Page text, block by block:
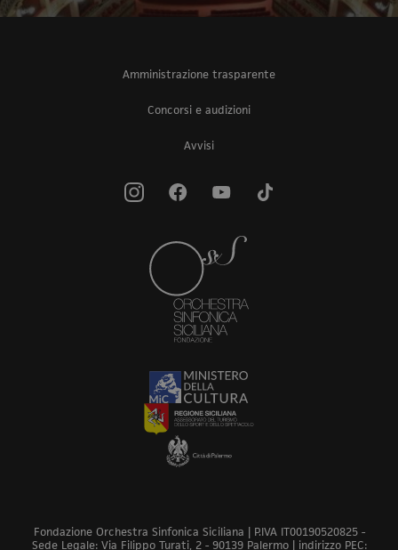
Amministrazione trasparente
Concorsi e audizioni
Avvisi
Fondazione Orchestra Sinfonica Siciliana | P.IVA IT00190520825 -
Sede Legale: Via Filippo Turati, 2 - 90139 Palermo | indirizzo PEC: